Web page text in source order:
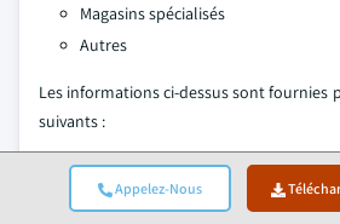
Appelez-Nous
Magasins spécialisés
Autres
Les informations ci-dessus sont fournies
suivants :
Amérique du Nord
États-Unis
Canada